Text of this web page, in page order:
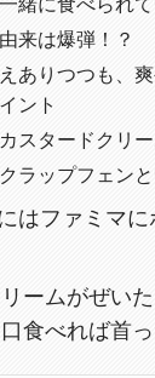
来は爆弾！？
ありつつも、
ント
スタードクリ
ラップフェン
はファミマ
ームがぜい
食べれば首っ